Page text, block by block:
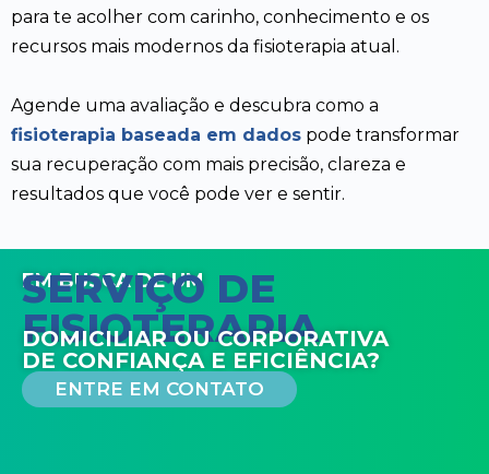
para te acolher com carinho, conhecimento e os
recursos mais modernos da fisioterapia atual.
Agende uma avaliação e descubra como a
fisioterapia baseada em dados pode transformar
sua recuperação com mais precisão, clareza e
resultados que você pode ver e sentir.
EM BUSCA DE UM
SERVIÇO DE
FISIOTERAPIA
DOMICILIAR OU CORPORATIVA
DE CONFIANÇA E EFICIÊNCIA?
ENTRE EM CONTATO